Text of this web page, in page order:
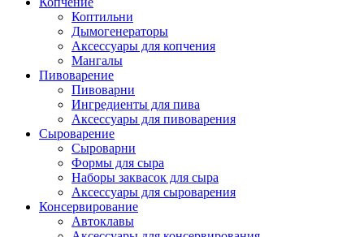
Коптильни
Дымогенераторы
Аксессуары для копчения
Мангалы
Пивоварение
Пивоварни
Ингредиенты для пива
Аксессуары для пивоварения
Сыроварение
Сыроварни
Формы для сыра
Наборы заквасок для сыра
Аксессуары для сыроварения
Консервирование
Автоклавы